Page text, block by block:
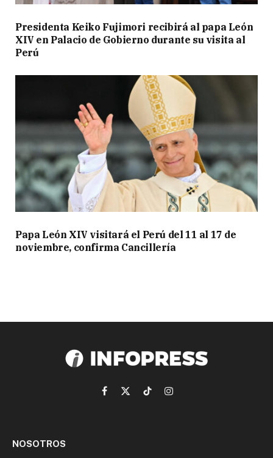
Presidenta Keiko Fujimori recibirá al papa León
XIV en Palacio de Gobierno durante su visita al
Perú
Papa León XIV visitará el Perú del 11 al 17 de
noviembre, confirma Cancillería
Facebook
X
TikTokInstagram
NOSOTROS